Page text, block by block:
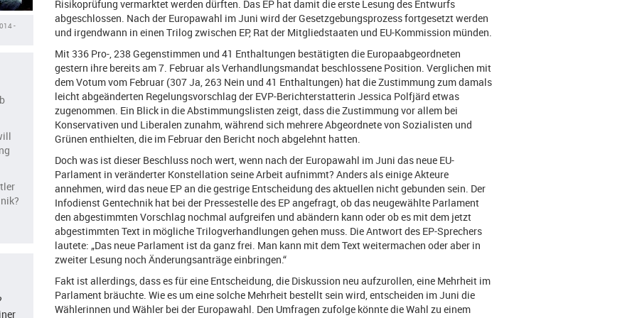
-
Risikoprüfung vermarktet werden dürften. Das EP hat damit die erste Lesung des Entwurfs
abgeschlossen. Nach der Europawahl im Juni wird der Gesetzgebungsprozess fortgesetzt werden
und irgendwann in einen Trilog zwischen EP, Rat der Mitgliedstaaten und EU-Kommission münden.
Mit 336 Pro-, 238 Gegenstimmen und 41 Enthaltungen bestätigten die Europaabgeordneten
gestern ihre bereits am 7. Februar als Verhandlungsmandat beschlossene Position. Verglichen mit
dem Votum vom Februar (307 Ja, 263 Nein und 41 Enthaltungen) hat die Zustimmung zum damals
leicht abgeänderten Regelungsvorschlag der EVP-Berichterstatterin Jessica Polfjärd etwas
zugenommen. Ein Blick in die Abstimmungslisten zeigt, dass die Zustimmung vor allem bei
Konservativen und Liberalen zunahm, während sich mehrere Abgeordnete von Sozialisten und
Grünen enthielten, die im Februar den Bericht noch abgelehnt hatten.
Doch was ist dieser Beschluss noch wert, wenn nach der Europawahl im Juni das neue EU-
Parlament in veränderter Konstellation seine Arbeit aufnimmt? Anders als einige Akteure
annehmen, wird das neue EP an die gestrige Entscheidung des aktuellen nicht gebunden sein. Der
Infodienst Gentechnik hat bei der Pressestelle des EP angefragt, ob das neugewählte Parlament
den abgestimmten Vorschlag nochmal aufgreifen und abändern kann oder ob es mit dem jetzt
abgestimmten Text in mögliche Trilogverhandlungen gehen muss. Die Antwort des EP-Sprechers
lautete: „Das neue Parlament ist da ganz frei. Man kann mit dem Text weitermachen oder aber in
zweiter Lesung noch Änderungsanträge einbringen.“
Fakt ist allerdings, dass es für eine Entscheidung, die Diskussion neu aufzurollen, eine Mehrheit im
Parlament bräuchte. Wie es um eine solche Mehrheit bestellt sein wird, entscheiden im Juni die
Wählerinnen und Wähler bei der Europawahl. Den Umfragen zufolge könnte die Wahl zu einem